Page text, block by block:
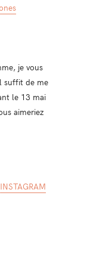
je vous
suffit de me
le 13 mai
aimeriez
INSTAGRAM